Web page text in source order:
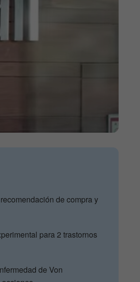
de compra y
para 2 trastornos
de Von